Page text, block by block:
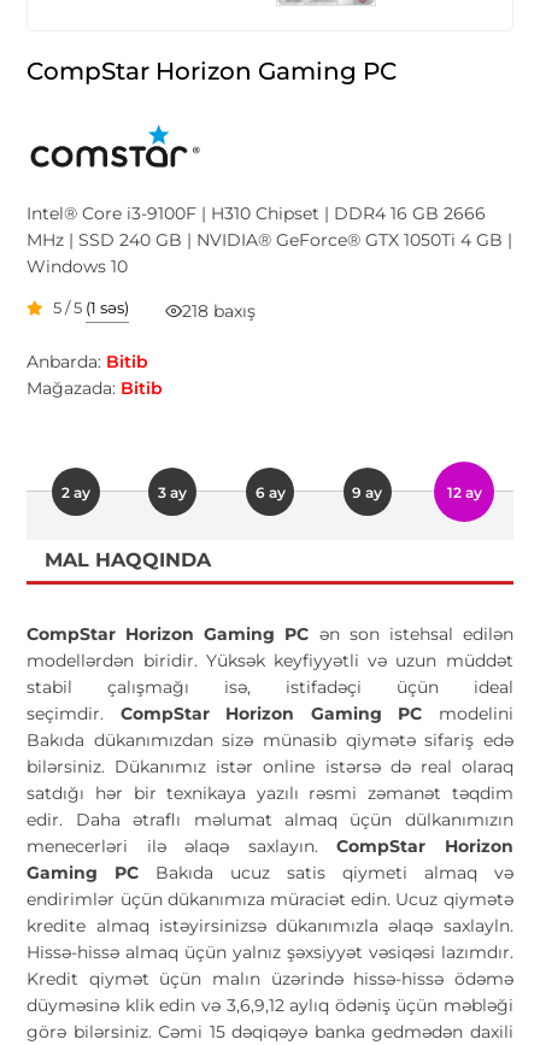
CompStar Horizon Gaming PC
Intel® Core i3-9100F | H310 Chipset | DDR4 16 GB 2666
MHz | SSD 240 GB | NVIDIA® GeForce® GTX 1050Ti 4 GB |
Windows 10
5 / 5 (1 səs) 218 baxış
Anbarda: Bitib
Mağazada: Bitib
2 ay 3 ay 6 ay 9 ay 12 ay
MAL HAQQINDA
CompStar Horizon Gaming PC ən son istehsal edilən
modellərdən biridir. Yüksək keyfiyyətli və uzun müddət
stabil çalışmağı isə, istifadəçi üçün ideal
seçimdir. CompStar Horizon Gaming PC modelini
Bakıda dükanımızdan sizə münasib qiymətə sifariş edə
bilərsiniz. Dükanımız istər online istərsə də real olaraq
satdığı hər bir texnikaya yazılı rəsmi zəmanət təqdim
edir. Daha ətraflı məlumat almaq üçün dülkanımızın
menecerləri ilə əlaqə saxlayın.CompStar Horizon
Gaming PC Bakıda ucuz satis qiymeti almaq və
endirimlər üçün dükanımıza müraciət edin. Ucuz qiymətə
kredite almaq istəyirsinizsə dükanımızla əlaqə saxlayln.
Hissə-hissə almaq üçün yalnız şəxsiyyət vəsiqəsi lazımdır.
Kredit qiymət üçün malın üzərində hissə-hissə ödəmə
düyməsinə klik edin və 3,6,9,12 aylıq ödəniş üçün məbləği
görə bilərsiniz. Cəmi 15 dəqiqəyə banka gedmədən daxili